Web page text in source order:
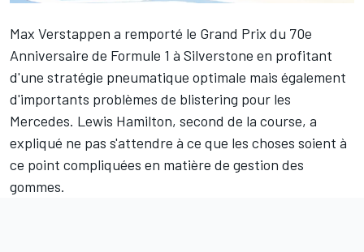
Max Verstappen a remporté le Grand Prix du 70e
Anniversaire de Formule 1 à Silverstone en profitant
d'une stratégie pneumatique optimale mais également
d'importants problèmes de blistering pour les
Mercedes. Lewis Hamilton, second de la course, a
expliqué ne pas s'attendre à ce que les choses soient à
ce point compliquées en matière de gestion des
gommes.